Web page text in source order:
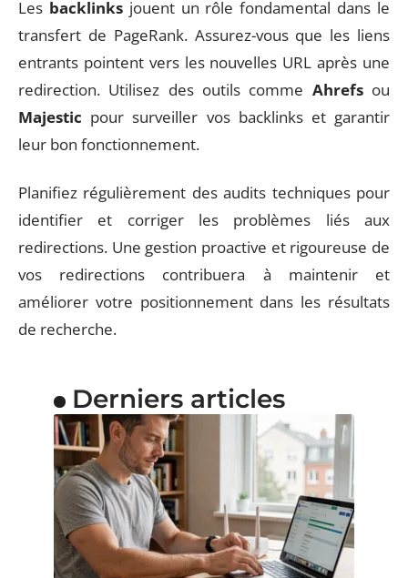
Les backlinksjouent un rôle fondamental dans le
transfert de PageRank. Assurez-vous que les liens
entrants pointent vers les nouvelles URL après une
redirection. Utilisez des outils comme Ahrefsou
Majestic pour surveiller vos backlinks et garantir
leur bon fonctionnement.
Planifiez régulièrement des audits techniques pour
identifier et corriger les problèmes liés aux
redirections. Une gestion proactive et rigoureuse de
vos redirections contribuera à maintenir et
améliorer votre positionnement dans les résultats
de recherche.
Derniers articles